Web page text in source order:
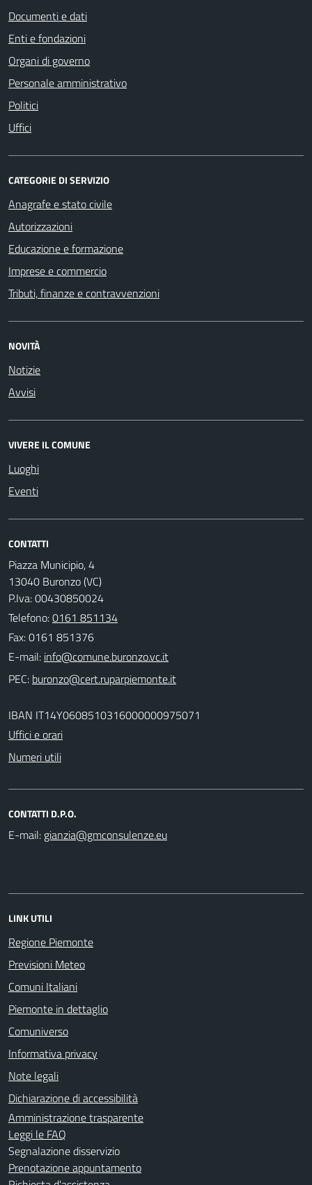
Documenti e dati
Enti e fondazioni
Organi di governo
Personale amministrativo
Politici
Uffici
CATEGORIE DI SERVIZIO
Anagrafe e stato civile
Autorizzazioni
Educazione e formazione
Imprese e commercio
Tributi, finanze e contravvenzioni
NOVITÀ
Notizie
Avvisi
VIVERE IL COMUNE
Luoghi
Eventi
CONTATTI
Piazza Municipio, 4
13040 Buronzo (VC)
P.Iva: 00430850024
Telefono:0161 851134
Fax: 0161 851376
E-mail:
PEC:
IBAN IT14Y0608510316000000975071
Uffici e orari
Numeri utili
CONTATTI D.P.O.
E-mail:
LINK UTILI
Regione Piemonte
Previsioni Meteo
Comuni Italiani
Piemonte in dettaglio
Comuniverso
Informativa privacy
Note legali
Dichiarazione di accessibilità
Amministrazione trasparente
Leggi le FAQ
Segnalazione disservizio
Prenotazione appuntamento